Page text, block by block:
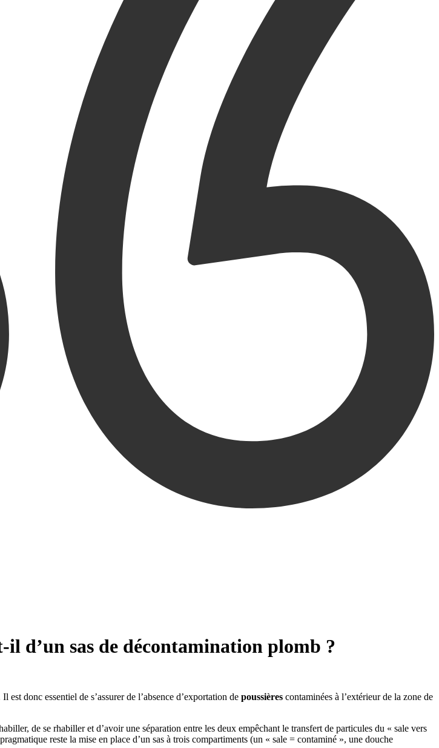
d’un sas de décontamination plomb ?
est donc essentiel de s’assurer de l’absence d’exportation de poussières contaminées à l’extérieur de la zone de
de se rhabiller et d’avoir une séparation entre les deux empêchant le transfert de particules du « sale vers
reste la mise en place d’un sas à trois compartiments (un « sale = contaminé », une douche